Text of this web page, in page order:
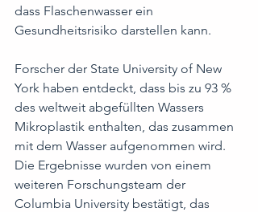
dass Flaschenwasser ein
Gesundheitsrisiko darstellen kann.
Forscher der State University of New
York haben entdeckt, dass bis zu 93 %
des weltweit abgefüllten Wassers
Mikroplastik enthalten, das zusammen
mit dem Wasser aufgenommen wird.
Die Ergebnisse wurden von einem
weiteren Forschungsteam der
Columbia University bestätigt, das